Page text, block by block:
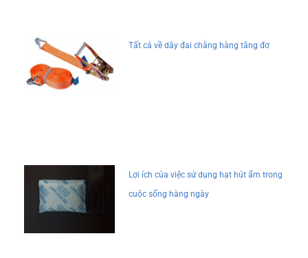
Tất cả về dây đai chằng hàng tăng đơ
Lợi ích của việc sử dụng hạt hút ẩm trong
cuộc sống hàng ngày